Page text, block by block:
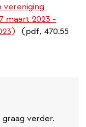
vereniging
maart 2023 -
(pdf, 470.55
verder.